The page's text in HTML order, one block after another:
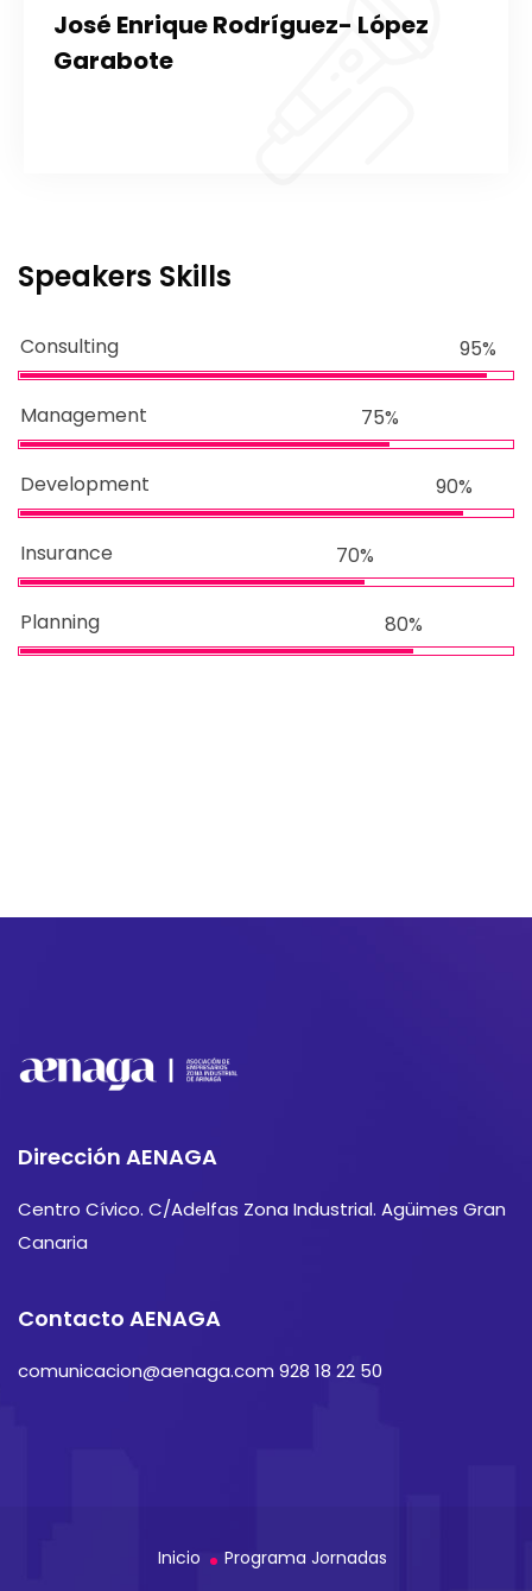
José Enrique Rodríguez- López
Garabote
Speakers Skills
Consulting 95%
Management 75%
Development 90%
Insurance 70%
Planning 80%
Dirección AENAGA
Centro Cívico. C/Adelfas Zona Industrial. Agüimes Gran
Canaria
Contacto AENAGA
comunicacion@aenaga.com 928 18 22 50
Inicio Programa Jornadas